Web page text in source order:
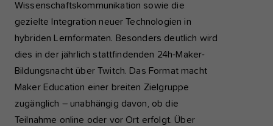
Wissenschaftskommunikation sowie die
gezielte Integration neuer Technologien in
hybriden Lernformaten. Besonders deutlich wird
dies in der jährlich stattfindenden 24h-Maker-
Bildungsnacht über Twitch. Das Format macht
Maker Education einer breiten Zielgruppe
zugänglich – unabhängig davon, ob die
Teilnahme online oder vor Ort erfolgt. Über